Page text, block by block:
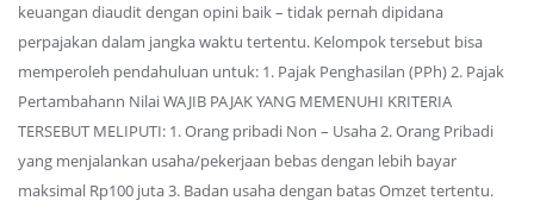
keuangan diaudit dengan opini baik – tidak pernah dipidana
perpajakan dalam jangka waktu tertentu. Kelompok tersebut bisa
memperoleh pendahuluan untuk: 1. Pajak Penghasilan (PPh) 2. Pajak
Pertambahann Nilai WAJIB PAJAK YANG MEMENUHI KRITERIA
TERSEBUT MELIPUTI: 1. Orang pribadi Non – Usaha 2. Orang Pribadi
yang menjalankan usaha/pekerjaan bebas dengan lebih bayar
maksimal Rp100 juta 3. Badan usaha dengan batas Omzet tertentu.